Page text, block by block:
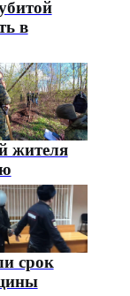
в
жителя
срок